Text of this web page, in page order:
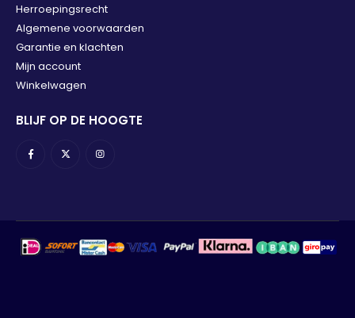
Herroepingsrecht
Algemene voorwaarden
Garantie en klachten
Mijn account
Winkelwagen
BLIJF OP DE HOOGTE